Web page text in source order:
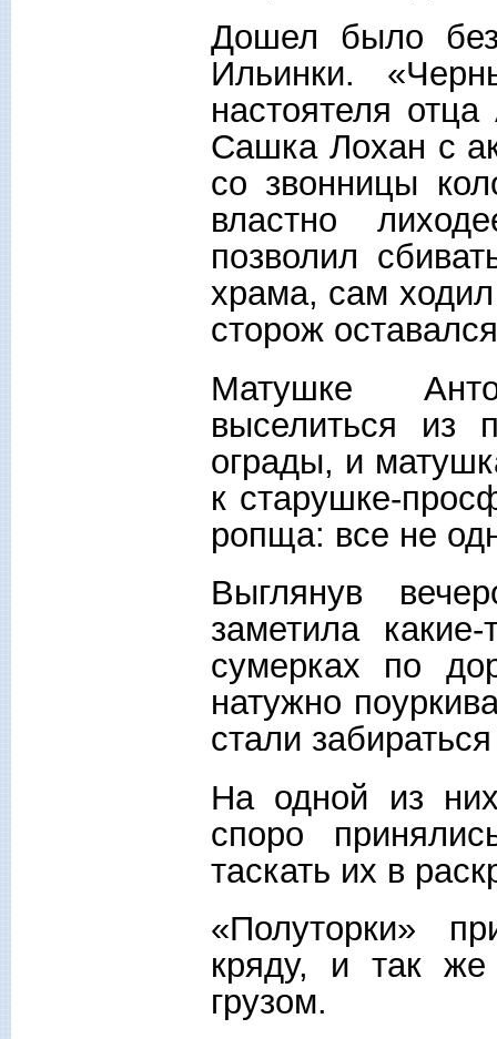
Дошел было
Ильинки.
настоятеля
Сашка Лохан с
со звонницы
властно
позволил
храма, сам
сторож
Матушке
выселиться из
ограды, и
к старушке-
ропща: все не
Выглянув
заметила
сумерках по
натужно
стали
На одной из
споро
таскать их в
«Полуторки»
кряду, и так же
грузом.